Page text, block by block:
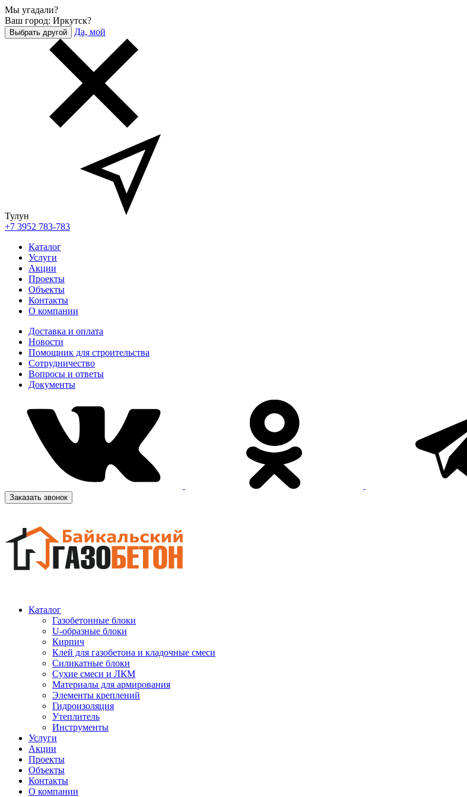
Мы угадали?
Ваш город: Иркутск?
Выбрать другой Да, мой
Тулун
+7 3952 783-783
Каталог
Услуги
Акции
Проекты
Объекты
Контакты
О компании
Доставка и оплата
Новости
Помощник для строительства
Сотрудничество
Вопросы и ответы
Документы
Заказать звонок
Каталог
Газобетонные блоки
U-образные блоки
Кирпич
Клей для газобетона и кладочные смеси
Силикатные блоки
Сухие смеси и ЛКМ
Материалы для армирования
Элементы креплений
Гидроизоляция
Утеплитель
Инструменты
Услуги
Акции
Проекты
Объекты
Контакты
О компании